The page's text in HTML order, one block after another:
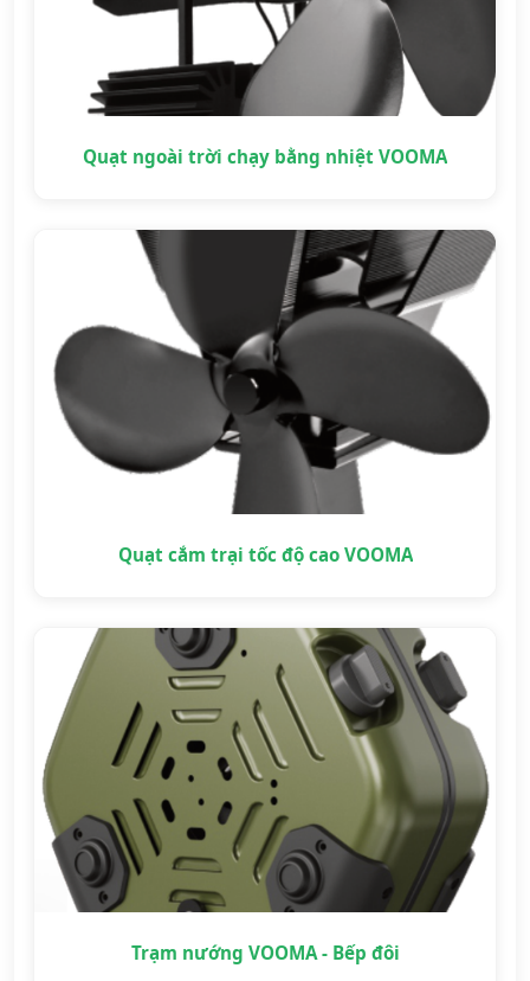
Quạt ngoài trời chạy bằng nhiệt VOOMA
Quạt cắm trại tốc độ cao VOOMA
Trạm nướng VOOMA - Bếp đôi